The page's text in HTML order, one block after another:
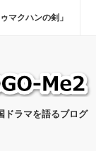
マクハンの剣」
ドラマを語るブログ